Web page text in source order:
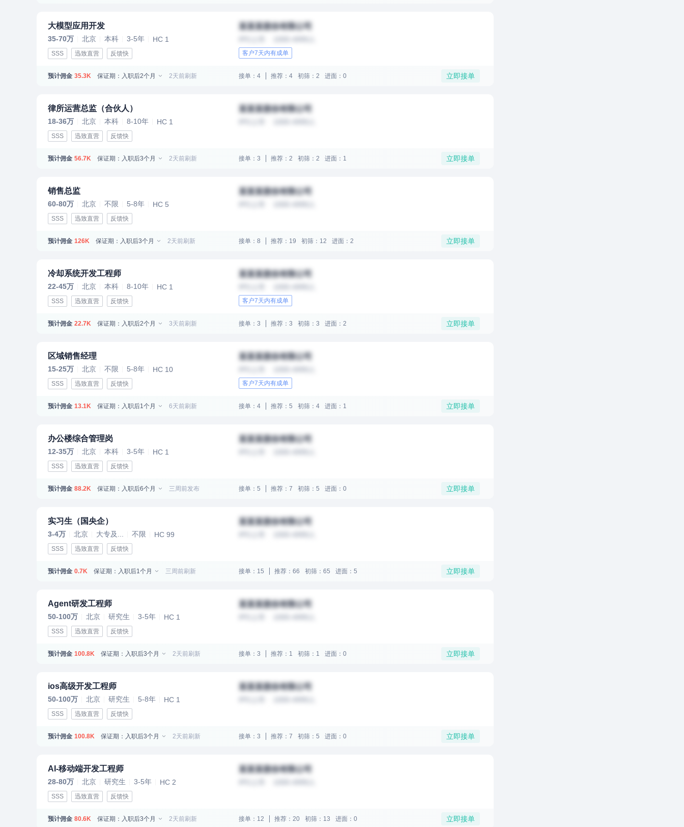
大模型应用开发
35-70万 北京 本科 3-5年 HC 1
SSS 迅致直营 反馈快
某某某股份有限公司
客户7天内有成单
预计佣金 35.3K 保证期：入职后2个月 2天前刷新 接单：4 推荐：4 初筛：2 进面：0 立即接单
律所运营总监（合伙人）
18-36万 北京 本科 8-10年 HC 1
SSS 迅致直营 反馈快
某某某股份有限公司
预计佣金 56.7K 保证期：入职后3个月 2天前刷新 接单：3 推荐：2 初筛：2 进面：1 立即接单
销售总监
60-80万 北京 不限 5-8年 HC 5
SSS 迅致直营 反馈快
某某某股份有限公司
预计佣金 126K 保证期：入职后3个月 2天前刷新 接单：8 推荐：19 初筛：12 进面：2 立即接单
冷却系统开发工程师
22-45万 北京 本科 8-10年 HC 1
SSS 迅致直营 反馈快
某某某股份有限公司
客户7天内有成单
预计佣金 22.7K 保证期：入职后2个月 3天前刷新 接单：3 推荐：3 初筛：3 进面：2 立即接单
区域销售经理
15-25万 北京 不限 5-8年 HC 10
SSS 迅致直营 反馈快
某某某股份有限公司
客户7天内有成单
预计佣金 13.1K 保证期：入职后1个月 6天前刷新 接单：4 推荐：5 初筛：4 进面：1 立即接单
办公楼综合管理岗
12-35万 北京 本科 3-5年 HC 1
SSS 迅致直营 反馈快
某某某股份有限公司
预计佣金 88.2K 保证期：入职后6个月 三周前发布 接单：5 推荐：7 初筛：5 进面：0 立即接单
实习生（国央企）
3-4万 北京 大专及... 不限 HC 99
SSS 迅致直营 反馈快
某某某股份有限公司
预计佣金 0.7K 保证期：入职后1个月 三周前刷新 接单：15 推荐：66 初筛：65 进面：5 立即接单
Agent研发工程师
50-100万 北京 研究生 3-5年 HC 1
SSS 迅致直营 反馈快
某某某股份有限公司
预计佣金 100.8K 保证期：入职后3个月 2天前刷新 接单：3 推荐：1 初筛：1 进面：0 立即接单
ios高级开发工程师
50-100万 北京 研究生 5-8年 HC 1
SSS 迅致直营 反馈快
某某某股份有限公司
预计佣金 100.8K 保证期：入职后3个月 2天前刷新 接单：3 推荐：7 初筛：5 进面：0 立即接单
AI-移动端开发工程师
28-80万 北京 研究生 3-5年 HC 2
SSS 迅致直营 反馈快
某某某股份有限公司
预计佣金 80.6K 保证期：入职后3个月 2天前刷新 接单：12 推荐：20 初筛：13 进面：0 立即接单